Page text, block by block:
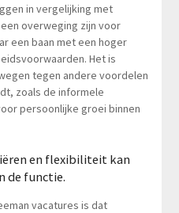
in vergelijking met
overweging zijn voor
een baan met een hoger
Het is
tegen andere voordelen
zoals de informele
persoonlijke groei binnen
en flexibiliteit kan
de functie.
vacatures is dat